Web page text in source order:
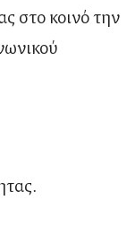
στο κοινό την